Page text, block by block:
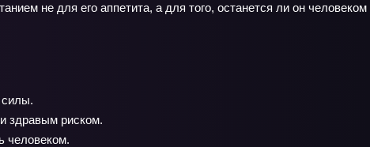
не для его аппетита, а для того, останется ли он человеком
силы.
здравым риском.
человеком.